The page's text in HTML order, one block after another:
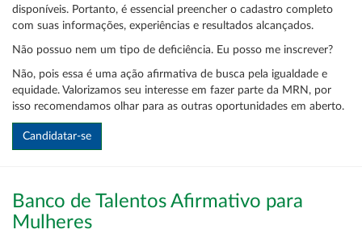
disponíveis. Portanto, é essencial preencher o cadastro completo
com suas informações, experiências e resultados alcançados.
Não possuo nem um tipo de deficiência. Eu posso me inscrever?
Não, pois essa é uma ação afirmativa de busca pela igualdade e
equidade. Valorizamos seu interesse em fazer parte da MRN, por
isso recomendamos olhar para as outras oportunidades em aberto.
Banco de Talentos Afirmativo para
Mulheres